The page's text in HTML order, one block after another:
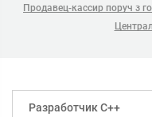
Продавец-кассир поруч з
Разработчик С++